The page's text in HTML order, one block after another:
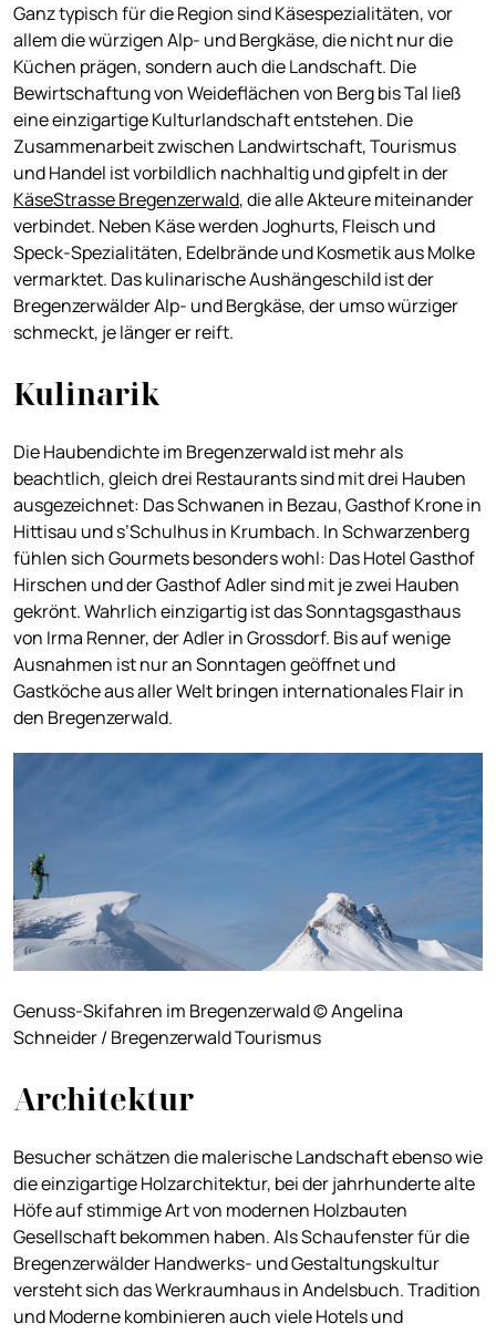
Ganz typisch für die Region sind Käsespezialitäten, vor
allem die würzigen Alp- und Bergkäse, die nicht nur die
Küchen prägen, sondern auch die Landschaft. Die
Bewirtschaftung von Weideflächen von Berg bis Tal ließ
eine einzigartige Kulturlandschaft entstehen. Die
Zusammenarbeit zwischen Landwirtschaft, Tourismus
und Handel ist vorbildlich nachhaltig und gipfelt in der
KäseStrasse Bregenzerwald, die alle Akteure miteinander
verbindet. Neben Käse werden Joghurts, Fleisch und
Speck-Spezialitäten, Edelbrände und Kosmetik aus Molke
vermarktet. Das kulinarische Aushängeschild ist der
Bregenzerwälder Alp- und Bergkäse, der umso würziger
schmeckt, je länger er reift.
Kulinarik
Die Haubendichte im Bregenzerwald ist mehr als
beachtlich, gleich drei Restaurants sind mit drei Hauben
ausgezeichnet: Das Schwanen in Bezau, Gasthof Krone in
Hittisau und s’Schulhus in Krumbach. In Schwarzenberg
fühlen sich Gourmets besonders wohl: Das Hotel Gasthof
Hirschen und der Gasthof Adler sind mit je zwei Hauben
gekrönt. Wahrlich einzigartig ist das Sonntagsgasthaus
von Irma Renner, der Adler in Grossdorf. Bis auf wenige
Ausnahmen ist nur an Sonntagen geöffnet und
Gastköche aus aller Welt bringen internationales Flair in
den Bregenzerwald.
Genuss-Skifahren im Bregenzerwald © Angelina
Schneider / Bregenzerwald Tourismus
Architektur
Besucher schätzen die malerische Landschaft ebenso wie
die einzigartige Holzarchitektur, bei der jahrhunderte alte
Höfe auf stimmige Art von modernen Holzbauten
Gesellschaft bekommen haben. Als Schaufenster für die
Bregenzerwälder Handwerks- und Gestaltungskultur
versteht sich das Werkraumhaus in Andelsbuch. Tradition
und Moderne kombinieren auch viele Hotels und